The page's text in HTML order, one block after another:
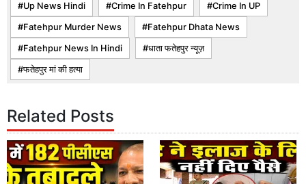
Up News Hindi Crime In Fatehpur Crime In UP
Fatehpur Murder News Fatehpur Dhata News
Fatehpur News In Hindi धाता फतेहपुर न्यूज़
फतेहपुर मां की हत्या
Related Posts